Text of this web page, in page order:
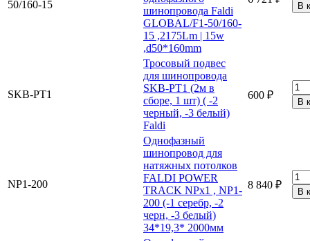
50/160-15
шинопровода Faldi
GLOBAL/F1-50/160-
15 ,2175Lm | 15w
,d50*160mm
SKB-PT1
Тросовый подвес
для шинопровода
SKB-PT1 (2м в
сборе, 1 шт) ( -2
черный, -3 белый)
Faldi
600 ₽
NP1-200
Однофазный
шинопровод для
натяжных потолков
FALDI POWER
TRACK NPx1 , NP1-
200 (-1 серебр, -2
черн, -3 белый)
34*19,3* 2000мм
8 840 ₽